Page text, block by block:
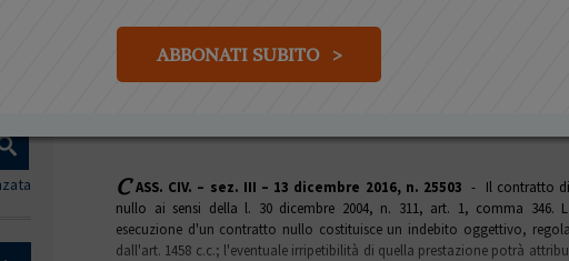
ABBONATI SUBITO >
diFrancesco Cioni
C ASS. CIV. – sez. III – 13 dicembre 2016, n. 25503 - Il contratto
nullo ai sensi della l. 30 dicembre 2004, n. 311, art. 1, comma 346.
esecuzione d'un contratto nullo costituisce un indebito oggettivo,
dall'art. 1458 c.c.; l'eventuale irripetibilità di quella prestazione potrà